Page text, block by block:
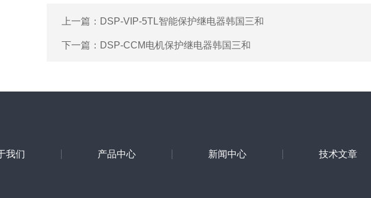
上一篇： DSP-VIP-5TL智能保护继电器韩国三和
下一篇： DSP-CCM电机保护继电器韩国三和
我们 产品中心 新闻中心 技术文章